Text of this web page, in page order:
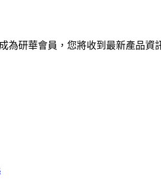
為研華會員，您將收到最新產品資